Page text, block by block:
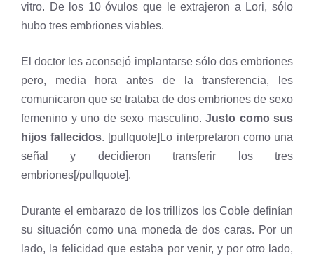
vitro. De los 10 óvulos que le extrajeron a Lori, sólo
hubo tres embriones viables.
El doctor les aconsejó implantarse sólo dos embriones
pero, media hora antes de la transferencia, les
comunicaron que se trataba de dos embriones de sexo
femenino y uno de sexo masculino. Justo como sus
hijos fallecidos. [pullquote]Lo interpretaron como una
señal y decidieron transferir los tres
embriones[/pullquote].
Durante el embarazo de los trillizos los Coble definían
su situación como una moneda de dos caras. Por un
lado, la felicidad que estaba por venir, y por otro lado,